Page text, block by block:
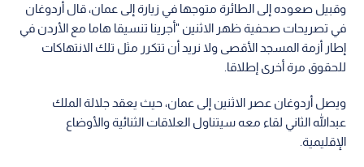
وقبيل صعوده إلى الطائرة متوجها في زيارة إلى عمان، قال أردوغان
في تصريحات صحفية ظهر الاثنين "أجرينا تنسيقا هاما مع الأردن في
إطار أزمة المسجد الأقصى ولا نريد أن تتكرر مثل تلك الانتهاكات
للحقوق مرة أخرى إطلاقا.
ويصل أردوغان عصر الاثنين إلى عمان، حيث يعقد جلالة الملك
عبدالله الثاني لقاء معه سيتناول العلاقات الثنائية والأوضاع
الإقليمية.